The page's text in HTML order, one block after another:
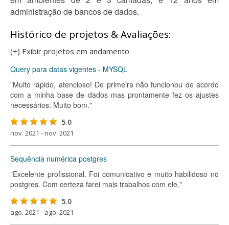
administração de bancos de dados.
Histórico de projetos & Avaliações:
(+) Exibir projetos em andamento
Query para datas vigentes - MYSQL
"Muito rápido, atencioso! De primeira não funcionou de acordo
com a minha base de dados mas prontamente fez os ajustes
necessários. Muito bom."
5.0
nov. 2021 - nov. 2021
Sequência numérica postgres
"Excelente profissional. Foi comunicativo e muito habilidoso no
postgres. Com certeza farei mais trabalhos com ele."
5.0
ago. 2021 - ago. 2021